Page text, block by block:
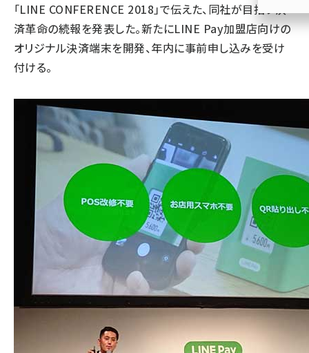
「LINE CONFERENCE 2018」で伝えた、同社が目指す決
済革命の続報を発表した。新たにLINE Pay加盟店向けの
オリジナル決済端末を開発、年内に事前申し込みを受け
付ける。
参